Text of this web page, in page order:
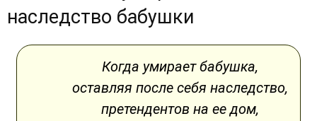
наследство бабушки
Когда умирает бабушка,
оставляя после себя наследство,
претендентов на ее дом,